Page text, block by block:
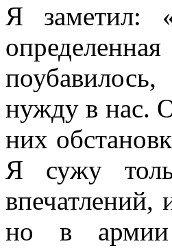
Я заметил:
нужду в нас.
них
Я сужу
впечатлений,
но в армии